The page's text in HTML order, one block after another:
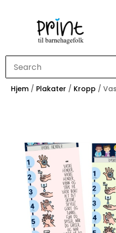
Hjem / Plakater / Kropp /